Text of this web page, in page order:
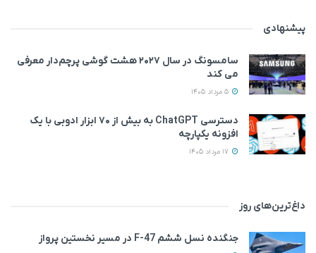
پیشنهادی
سامسونگ در سال ۲۰۲۷ هشت گوشی پرچم‌دار معرفی
می‌ کند
دسترسی ChatGPT به بیش از ۷۰ ابزار ادوبی با یک
افزونه یکپارچه
داغ‌ترین‌های روز
جنگنده نسل ششم F-47 در مسیر نخستین پرواز